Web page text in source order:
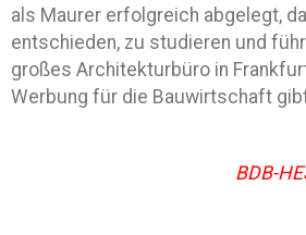
als Maurer erfolgreich abgelegt,
entschieden, zu studieren und
großes Architekturbüro in
Werbung für die Bauwirtschaft
BDB-